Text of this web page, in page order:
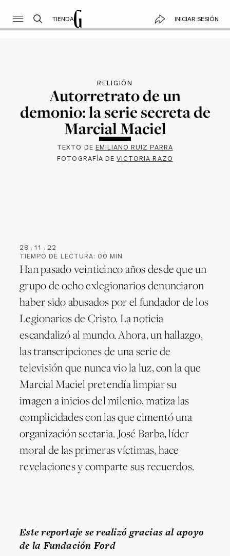
TIENDA INICIAR SESIÓN
RELIGIÓN
Autorretrato de un
demonio: la serie secreta de
Marcial Maciel
TEXTO DE EMILIANO RUIZ PARRA
FOTOGRAFÍA DEVICTORIA RAZO
28 . 11 . 22
TIEMPO DE LECTURA: 00 MIN
Han pasado veinticinco años desde que un
grupo de ocho exlegionarios denunciaron
haber sido abusados por el fundador de los
Legionarios de Cristo. La noticia
escandalizó al mundo. Ahora, un hallazgo,
las transcripciones de una serie de
televisión que nunca vio la luz, con la que
Marcial Maciel pretendía limpiar su
imagen a inicios del milenio, matiza las
complicidades con las que cimentó una
organización sectaria. José Barba, líder
moral de las primeras víctimas, hace
revelaciones y comparte sus recuerdos.
Este reportaje se realizó gracias al apoyo
de la Fundación Ford